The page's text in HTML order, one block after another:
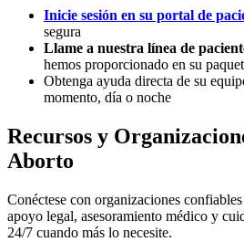
Inicie sesión en su portal de
segura
Llame a nuestra línea de
hemos proporcionado en su
Obtenga ayuda directa de su
momento, día o noche
Recursos y
Aborto
Conéctese con organizaciones
apoyo legal, asesoramiento médico y
24/7 cuando más lo necesite.